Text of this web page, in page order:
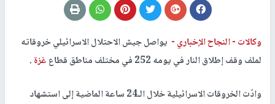
وكالات -النجاح الإخباري - يواصل جيش الاحتلال الاسرائيلي خروقاته
لملف وقف إطلاق النار في يومه 252 في مختلف مناطق قطاع
غزة.
وادّت الخروقات الاسرائيلية خلال الـ24 ساعة الماضية إلى استشهاد